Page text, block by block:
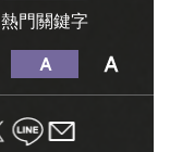
熱門關鍵字